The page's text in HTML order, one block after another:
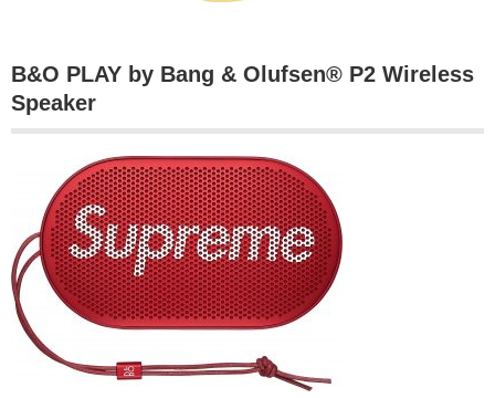
B&O PLAY by Bang & Olufsen® P2 Wireless
Speaker